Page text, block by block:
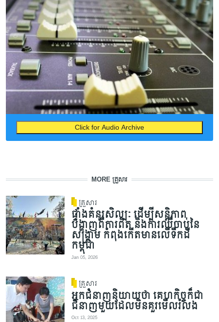
Click for Audio Archive
MORE គ្រួសារ
គ្រួសារ
ផ្ទាំងគំនូរសិល្បៈ ដើម្បីសន្តិភាព
បង្ហាញពីការពិត និងការឈឺចាប់នៃ
សង្គ្រាម កំពុងកើតមានលើទឹកដី
កម្ពុជា
Jan 05, 2026
គ្រួសារ
អ្នកជំនាញនិយាយថា គេហកិច្ចក៏ជា
ជំនាញមួយដែលមិនគួរមើលរំលង
Oct 13, 2025